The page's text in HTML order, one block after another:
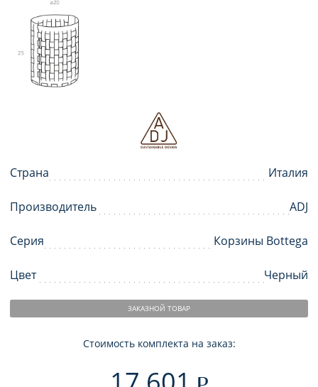
Страна Италия
Производитель ADJ
Серия Корзины Bottega
Цвет Черный
ЗАКАЗНОЙ ТОВАР
Стоимость комплекта на заказ: